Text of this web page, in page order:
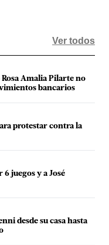
Ver todos
Amalia Pilarte no
bancarios
protestar contra la
juegos y a José
desde su casa hasta